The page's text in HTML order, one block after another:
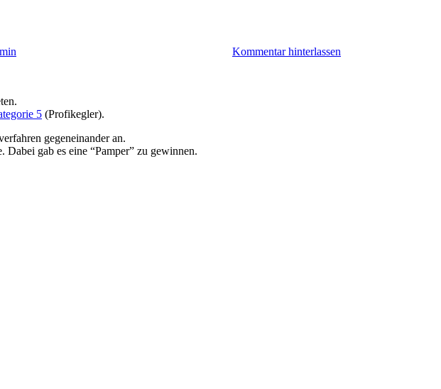
Kommentar hinterlassen
5 (Profikegler).
gegeneinander an.
gab es eine “Pamper” zu gewinnen.